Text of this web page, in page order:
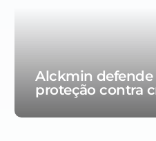
Alckmin
proteção contra